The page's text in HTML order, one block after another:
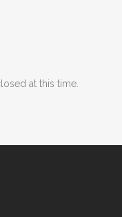
at this time.